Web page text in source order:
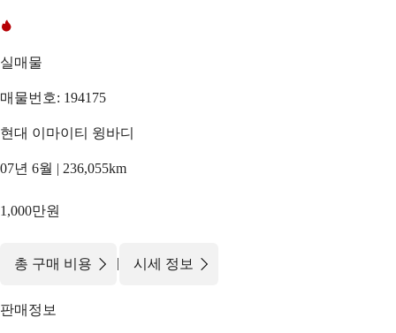
실매물
매물번호: 194175
현대 이마이티 윙바디
07년 6월 | 236,055km
1,000만원
총 구매 비용 | 시세 정보
판매정보